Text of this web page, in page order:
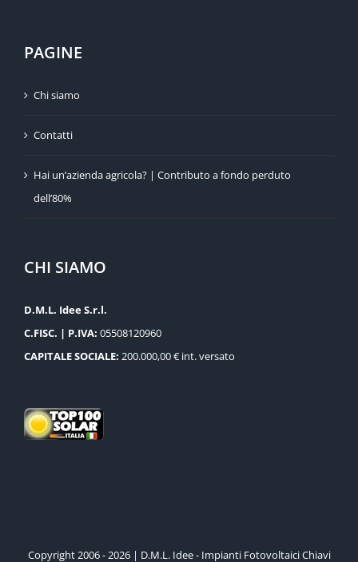
PAGINE
Chi siamo
Contatti
Hai un’azienda agricola? | Contributo a fondo perduto
dell’80%
CHI SIAMO
D.M.L. Idee S.r.l.
C.FISC. | P.IVA: 05508120960
CAPITALE SOCIALE: 200.000,00 € int. versato
Copyright 2006 - 2026 | D.M.L. Idee - Impianti Fotovoltaici Chiavi